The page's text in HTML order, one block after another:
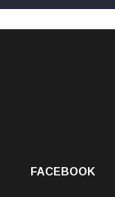
FACEBOOK